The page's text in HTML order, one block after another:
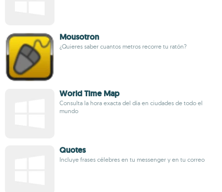
Mousotron
¿Quieres saber cuantos metros recorre tu ratón?
World Time Map
Consulta la hora exacta del día en ciudades de todo el
mundo
Quotes
Incluye frases célebres en tu messenger y en tu correo